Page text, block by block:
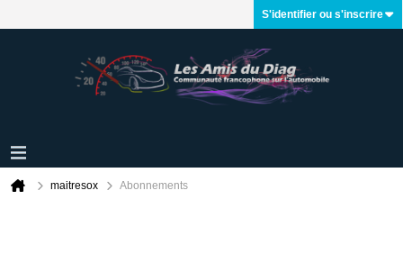
S'identifier ou s'inscrire
maitresox Abonnements